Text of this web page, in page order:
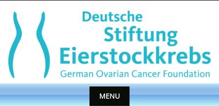
content
MENU